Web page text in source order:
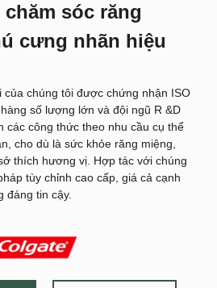
sóc răng
cưng nhãn hiệu
của chúng tôi được chứng nhận ISO
số lượng lớn và đội ngũ R &D
các công thức theo nhu cầu cụ thể
cho dù là sức khỏe răng miệng,
thích hương vị. Hợp tác với chúng
tùy chỉnh cao cấp, giá cả cạnh
đáng tin cậy.